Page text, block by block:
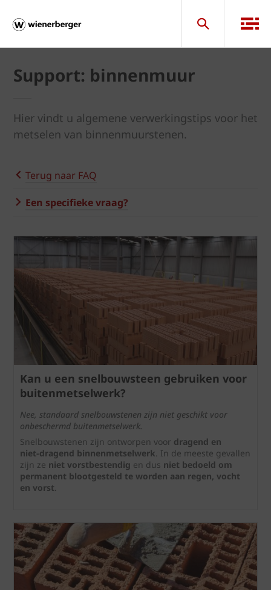
Support: binnenmuur
Hier vindt u algemene verwerkingstips voor het
metselen van binnenmuurstenen.
Terug naar FAQ
Een specifieke vraag?
Kan u een snelbouwsteen gebruiken voor
buitenmetselwerk?
Nee, standaard snelbouwstenen zijn niet geschikt voor
onbeschermd buitenmetselwerk.
Snelbouwstenen zijn ontworpen voor dragend en
niet‑dragend binnenmetselwerk. In de meeste gevallen
zijn ze niet vorstbestendig en dus niet bedoeld om
permanent blootgesteld te worden aan regen, vocht
en vorst.